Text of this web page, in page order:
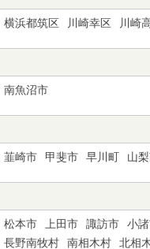
横浜都筑区 川崎幸区 川崎
南魚沼市
韮崎市 甲斐市 早川町 山
松本市 上田市 諏訪市 小
長野南牧村
南相木村 北相